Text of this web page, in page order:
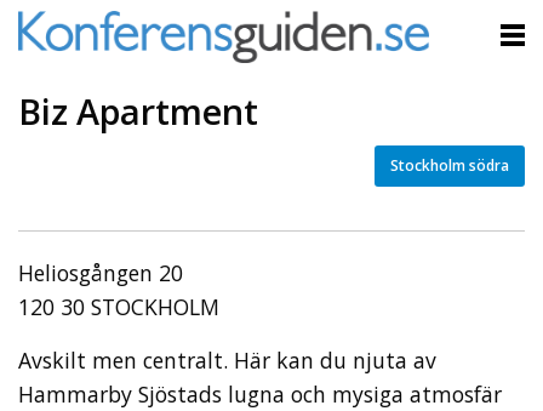
Biz Apartment
Stockholm södra
Heliosgången 20
120 30 STOCKHOLM
Avskilt men centralt. Här kan du njuta av
Hammarby Sjöstads lugna och mysiga atmosfär